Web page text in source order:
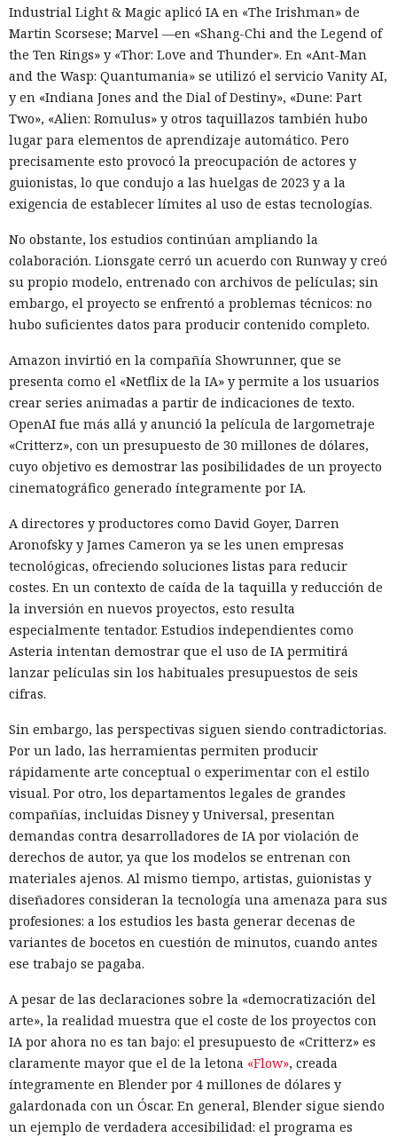
Industrial Light & Magic aplicó IA en «The Irishman» de
Martin Scorsese; Marvel —en «Shang-Chi and the Legend of
the Ten Rings» y «Thor: Love and Thunder». En «Ant-Man
and the Wasp: Quantumania» se utilizó el servicio Vanity AI,
y en «Indiana Jones and the Dial of Destiny», «Dune: Part
Two», «Alien: Romulus» y otros taquillazos también hubo
lugar para elementos de aprendizaje automático. Pero
precisamente esto provocó la preocupación de actores y
guionistas, lo que condujo a las huelgas de 2023 y a la
exigencia de establecer límites al uso de estas tecnologías.
No obstante, los estudios continúan ampliando la
colaboración. Lionsgate cerró un acuerdo con Runway y creó
su propio modelo, entrenado con archivos de películas; sin
embargo, el proyecto se enfrentó a problemas técnicos: no
hubo suficientes datos para producir contenido completo.
Amazon invirtió en la compañía Showrunner, que se
presenta como el «Netflix de la IA» y permite a los usuarios
crear series animadas a partir de indicaciones de texto.
OpenAI fue más allá y anunció la película de largometraje
«Critterz», con un presupuesto de 30 millones de dólares,
cuyo objetivo es demostrar las posibilidades de un proyecto
cinematográfico generado íntegramente por IA.
A directores y productores como David Goyer, Darren
Aronofsky y James Cameron ya se les unen empresas
tecnológicas, ofreciendo soluciones listas para reducir
costes. En un contexto de caída de la taquilla y reducción de
la inversión en nuevos proyectos, esto resulta
especialmente tentador. Estudios independientes como
Asteria intentan demostrar que el uso de IA permitirá
lanzar películas sin los habituales presupuestos de seis
cifras.
Sin embargo, las perspectivas siguen siendo contradictorias.
Por un lado, las herramientas permiten producir
rápidamente arte conceptual o experimentar con el estilo
visual. Por otro, los departamentos legales de grandes
compañías, incluidas Disney y Universal, presentan
demandas contra desarrolladores de IA por violación de
derechos de autor, ya que los modelos se entrenan con
materiales ajenos. Al mismo tiempo, artistas, guionistas y
diseñadores consideran la tecnología una amenaza para sus
profesiones: a los estudios les basta generar decenas de
variantes de bocetos en cuestión de minutos, cuando antes
ese trabajo se pagaba.
A pesar de las declaraciones sobre la «democratización del
arte», la realidad muestra que el coste de los proyectos con
IA por ahora no es tan bajo: el presupuesto de «Critterz» es
claramente mayor que el de la letona «Flow», creada
íntegramente en Blender por 4 millones de dólares y
galardonada con un Óscar. En general, Blender sigue siendo
un ejemplo de verdadera accesibilidad: el programa es